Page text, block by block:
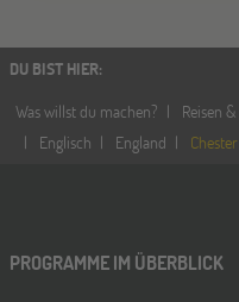
DU BIST HIER:
Was willst du machen?
Reisen
Englisch
England Chester
PROGRAMME IM ÜBERBLICK